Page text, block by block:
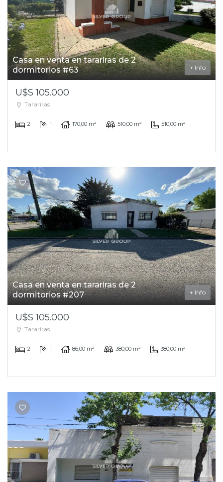
Casa en venta en tarariras de 2
dormitorios #63
+ Info
U$S 105.000
Tarariras
2 1 170,00 m² 510,00 m² 510,00 m²
Casa en venta en tarariras de 2
dormitorios #207
+ Info
U$S 105.000
Tarariras
2 1 86,00 m² 380,00 m² 380,00 m²